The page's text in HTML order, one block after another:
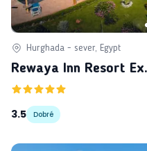
Hurghada - sever, Egypt
Rewaya Inn Resort
3.5 Dobré